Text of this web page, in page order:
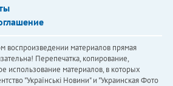
воспроизведении материалов прямая
Перепечатка, копирование,
использование материалов, в которых
"Українськi Новини" и "Украинская Фото